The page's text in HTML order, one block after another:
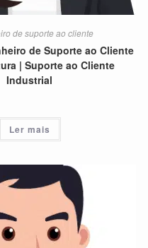
de suporte ao cliente
de Suporte ao Cliente
| Suporte ao Cliente
Industrial
Ler mais